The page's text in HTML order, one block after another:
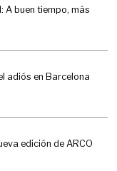
A buen tiempo, más
adiós en Barcelona
edición de ARCO